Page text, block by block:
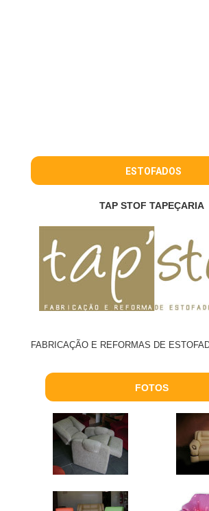
ESTOFADOS
TAP STOF TAPEÇARIA
FABRICAÇÃO E REFORMAS DE
FOTOS